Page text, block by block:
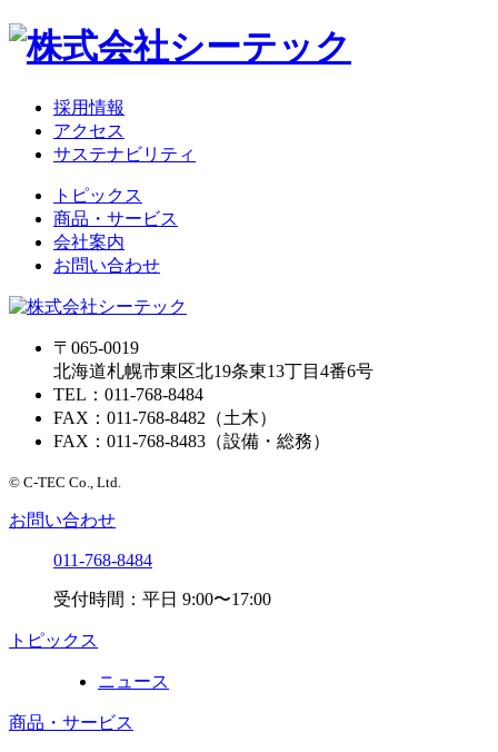
採用情報
アクセス
サステナビリティ
トピックス
商品・サービス
会社案内
お問い合わせ
〒065-0019
北海道札幌市東区北19条東13丁目4番6号
TEL：011-768-8484
FAX：011-768-8482（土木）
FAX：011-768-8483（設備・総務）
© C-TEC Co., Ltd.
お問い合わせ
011-768-8484
受付時間：平日 9:00〜17:00
トピックス
ニュース
商品・サービス